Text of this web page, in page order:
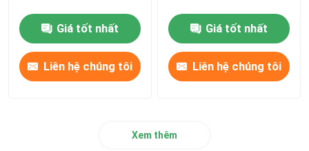
Giá tốt nhất
Liên hệ chúng tôi
Giá tốt nhất
Liên hệ chúng tôi
Xem thêm